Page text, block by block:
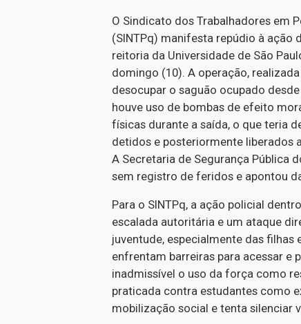
O Sindicato dos Trabalhadores em
(SINTPq) manifesta repúdio à ação
reitoria da Universidade de São
domingo (10). A operação,
desocupar o saguão ocupado
houve uso de bombas de efeito
físicas durante a saída, o que teria
detidos e posteriormente liberados
A Secretaria de Segurança Pública
sem registro de feridos e apontou
Para o SINTPq, a ação policial
escalada autoritária e um ataque
juventude, especialmente das
enfrentam barreiras para acessar e
inadmissível o uso da força como
praticada contra estudantes como
mobilização social e tenta silenciar